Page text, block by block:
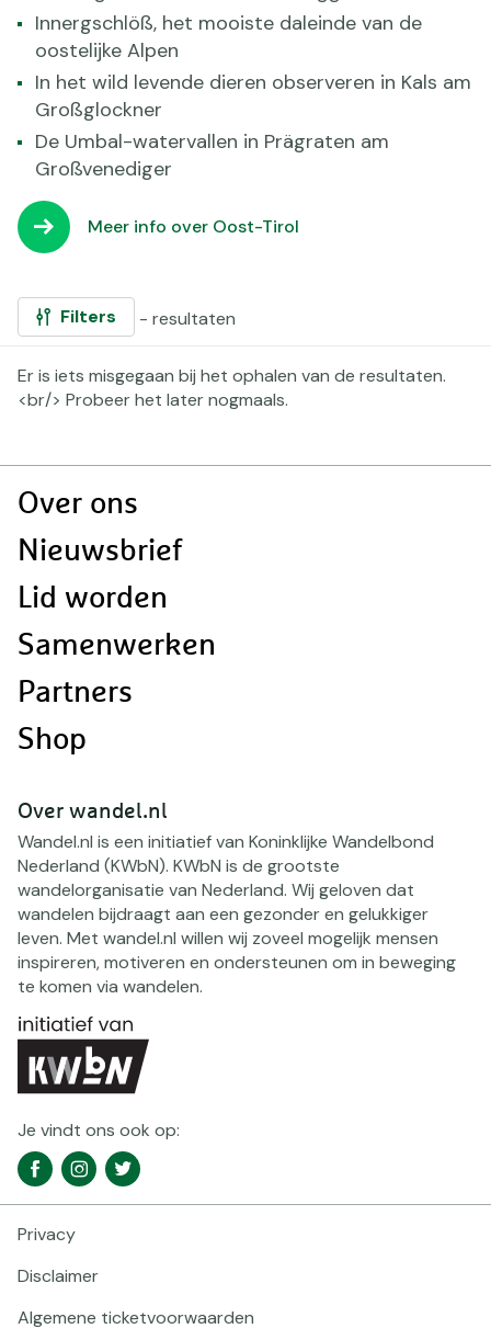
Innergschlöß, het mooiste daleinde van de
oostelijke Alpen
In het wild levende dieren observeren in Kals am
Großglockner
De Umbal-watervallen in Prägraten am
Großvenediger
Meer info over Oost-Tirol
Filters - resultaten
Gefilterd
op:
Er is iets misgegaan bij het ophalen van de resultaten.
<br/> Probeer het later nogmaals.
Doormat
Over ons
Nieuwsbrief
Lid worden
Samenwerken
Partners
Shop
Over wandel.nl
Wandel.nl is een initiatief van Koninklijke Wandelbond
Nederland (KWbN). KWbN is de grootste
wandelorganisatie van Nederland. Wij geloven dat
wandelen bijdraagt aan een gezonder en gelukkiger
leven. Met wandel.nl willen wij zoveel mogelijk mensen
inspireren, motiveren en ondersteunen om in beweging
te komen via wandelen.
Je vindt ons ook op:
Social
media
navigatie
FacebookInstagramTwitter
Footer
Privacy
Disclaimer
Algemene ticketvoorwaarden